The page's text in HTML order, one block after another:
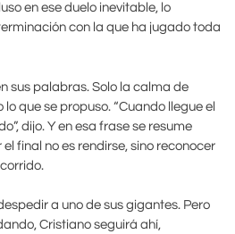
en ese duelo inevitable, lo
con la que ha jugado toda
sus palabras. Solo la calma de
que se propuso. “Cuando llegue el
dijo. Y en esa frase se resume
final no es rendirse, sino reconocer
a uno de sus gigantes. Pero
Cristiano seguirá ahí,